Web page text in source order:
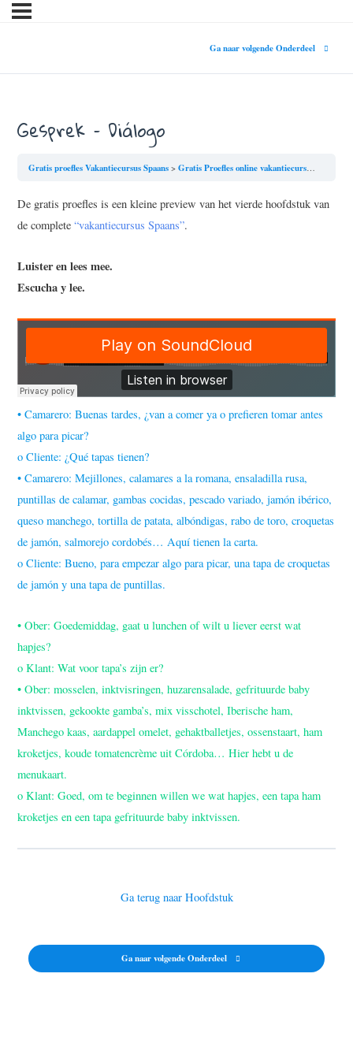
Ga naar volgende Onderdeel
Gesprek – Diálogo
Gratis proefles Vakantiecursus Spaans Gratis Proefles online vakantiecursus Spaans: Bares y restaurantes – Bars en restaurants
De gratis proefles is een kleine preview van het vierde hoofdstuk van
de complete “vakantiecursus Spaans”.
Luister en lees mee.
Escucha y lee.
• Camarero: Buenas tardes, ¿van a comer ya o prefieren tomar antes
algo para picar?
o Cliente: ¿Qué tapas tienen?
• Camarero: Mejillones, calamares a la romana, ensaladilla rusa,
puntillas de calamar, gambas cocidas, pescado variado, jamón ibérico,
queso manchego, tortilla de patata, albóndigas, rabo de toro, croquetas
de jamón, salmorejo cordobés… Aquí tienen la carta.
o Cliente: Bueno, para empezar algo para picar, una tapa de croquetas
de jamón y una tapa de puntillas.
• Ober: Goedemiddag, gaat u lunchen of wilt u liever eerst wat
hapjes?
o Klant: Wat voor tapa’s zijn er?
• Ober: mosselen, inktvisringen, huzarensalade, gefrituurde baby
inktvissen, gekookte gamba’s, mix visschotel, Iberische ham,
Manchego kaas, aardappel omelet, gehaktballetjes, ossenstaart, ham
kroketjes, koude tomatencrème uit Córdoba… Hier hebt u de
menukaart.
o Klant: Goed, om te beginnen willen we wat hapjes, een tapa ham
kroketjes en een tapa gefrituurde baby inktvissen.
Ga terug naar Hoofdstuk
Ga naar volgende Onderdeel